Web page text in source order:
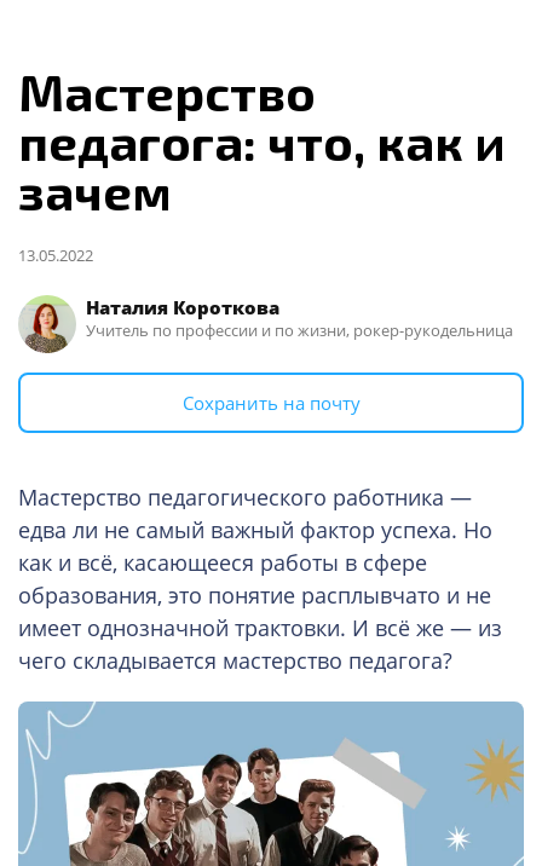
Мастерство
педагога: что, как и
зачем
13.05.2022
Наталия Короткова
Учитель по профессии и по жизни, рокер-рукодельница
Сохранить на почту
Мастерство педагогического работника —
едва ли не самый важный фактор успеха. Но
как и всё, касающееся работы в сфере
образования, это понятие расплывчато и не
имеет однозначной трактовки. И всё же — из
чего складывается мастерство педагога?